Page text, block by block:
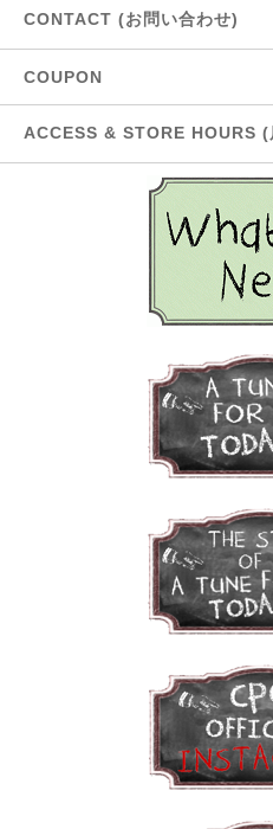
CONTACT (お問い合わせ)
COUPON
ACCESS & STORE HOURS (